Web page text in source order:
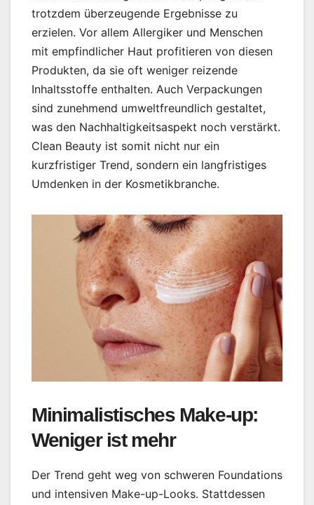
trotzdem überzeugende Ergebnisse zu
erzielen. Vor allem Allergiker und Menschen
mit empfindlicher Haut profitieren von diesen
Produkten, da sie oft weniger reizende
Inhaltsstoffe enthalten. Auch Verpackungen
sind zunehmend umweltfreundlich gestaltet,
was den Nachhaltigkeitsaspekt noch verstärkt.
Clean Beauty ist somit nicht nur ein
kurzfristiger Trend, sondern ein langfristiges
Umdenken in der Kosmetikbranche.
Minimalistisches Make-up:
Weniger ist mehr
Der Trend geht weg von schweren Foundations
und intensiven Make-up-Looks. Stattdessen